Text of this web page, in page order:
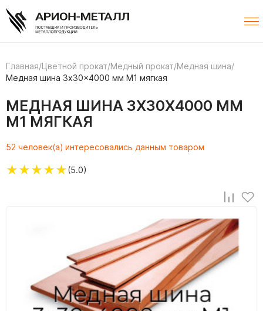
Главная/Цветной прокат/Медный прокат/Медная шина/
Медная шина 3x30x4000 мм М1 мягкая
МЕДНАЯ ШИНА 3X30X4000 ММ
М1 МЯГКАЯ
52 человек(а) интересовались данным товаром
★★★★★(5.0)